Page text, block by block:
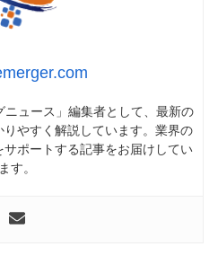
ニュース」編集者として、最新の
りやすく解説しています。業界の
ポートする記事をお届けしてい
ます。